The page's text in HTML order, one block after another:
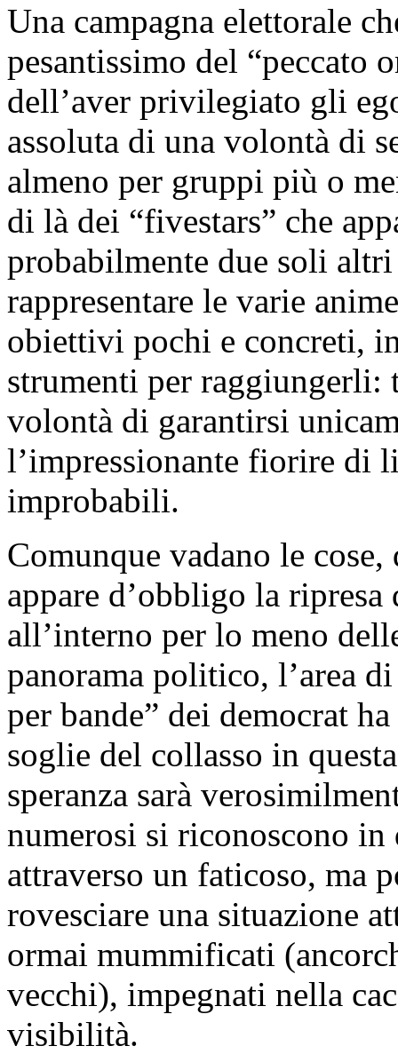
Una campagna elettorale
pesantissimo del “peccato
dell’aver privilegiato gli
assoluta di una volontà di
almeno per gruppi più o
di là dei “fivestars” che
probabilmente due soli
rappresentare le varie
obiettivi pochi e concreti,
strumenti per raggiungerli:
volontà di garantirsi
l’impressionante fiorire di
improbabili.
Comunque vadano le
appare d’obbligo la
all’interno per lo meno
panorama politico, l’area
per bande” dei democrat
soglie del collasso in
speranza sarà
numerosi si riconoscono in
attraverso un faticoso, ma
rovesciare una situazione
ormai mummificati
vecchi), impegnati nella
visibilità.